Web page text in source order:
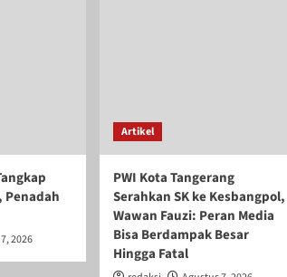
Penadah
2026
Artikel
PWI Kota Tangerang
Serahkan SK ke Kesbangpol,
Wawan Fauzi: Peran Media
Bisa Berdampak Besar
Hingga Fatal